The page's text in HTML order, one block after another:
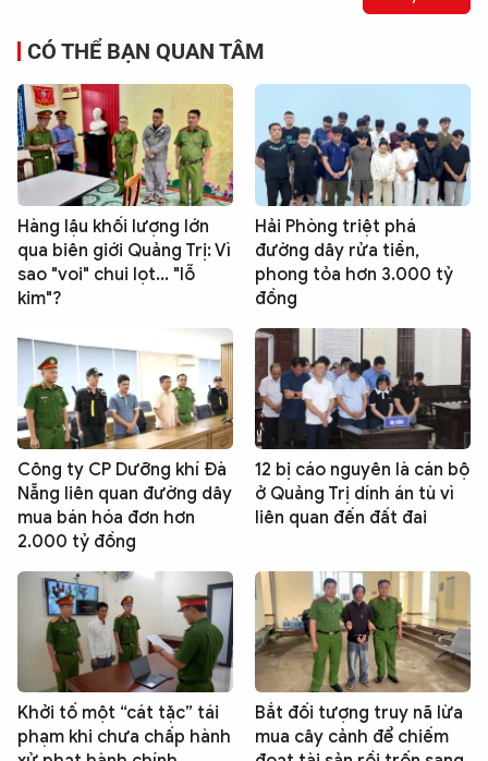
CÓ THỂ BẠN QUAN TÂM
Hàng lậu khối lượng lớn
qua biên giới Quảng Trị: Vì
sao "voi" chui lọt... "lỗ
kim"?
Hải Phòng triệt phá
đường dây rửa tiền,
phong tỏa hơn 3.000 tỷ
đồng
Công ty CP Dưỡng khí Đà
Nẵng liên quan đường dây
mua bán hóa đơn hơn
2.000 tỷ đồng
12 bị cáo nguyên là cán bộ
ở Quảng Trị dính án tù vì
liên quan đến đất đai
Khởi tố một “cát tặc” tái
phạm khi chưa chấp hành
Bắt đối tượng truy nã lừa
mua cây cảnh để chiếm